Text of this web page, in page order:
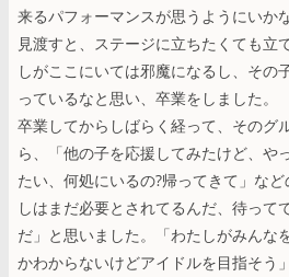
来るパフォーマンスが思うようにいか
見渡すと、ステージに立ちたくても立
しがここにいては邪魔になるし、その
っているなと思い、卒業をしました。
卒業してからしばらく経って、そのグ
ら、「他の子を応援してみたけど、や
たい、何処にいるの?帰ってきて」な
しはまだ必要とされてるんだ、待って
だ」と思いました。「わたしがみんな
かわからないけどアイドルを目指そう